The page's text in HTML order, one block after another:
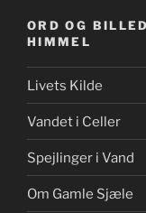
ORD OG
HIMMEL
Livets Kilde
Vandet i Celler
Spejlinger i Vand
Om Gamle Sjæle